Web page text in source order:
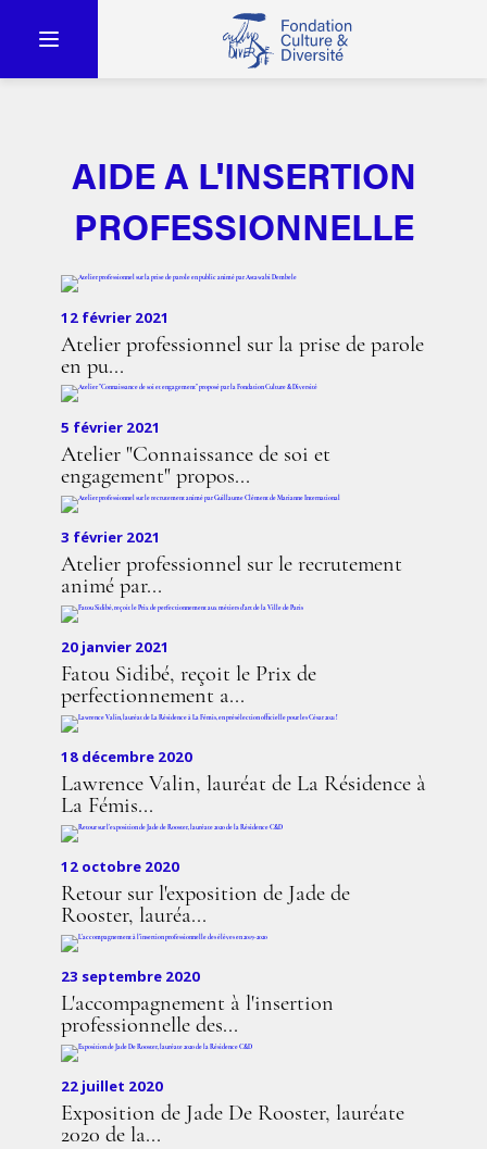
AIDE A L'INSERTION
PROFESSIONNELLE
12 février 2021
Atelier professionnel sur la prise de parole
en pu...
5 février 2021
Atelier "Connaissance de soi et
engagement" propos...
3 février 2021
Atelier professionnel sur le recrutement
animé par...
20 janvier 2021
Fatou Sidibé, reçoit le Prix de
perfectionnement a...
18 décembre 2020
Lawrence Valin, lauréat de La Résidence à
La Fémis...
12 octobre 2020
Retour sur l'exposition de Jade de
Rooster, lauréa...
23 septembre 2020
L'accompagnement à l'insertion
professionnelle des...
22 juillet 2020
Exposition de Jade De Rooster, lauréate
2020 de la...